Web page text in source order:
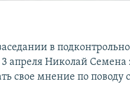
в
апреля Николай
свое мнение по поводу